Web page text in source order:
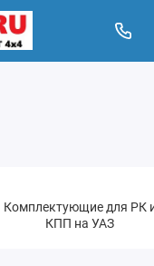
Комплектующие для РК
КПП на УАЗ